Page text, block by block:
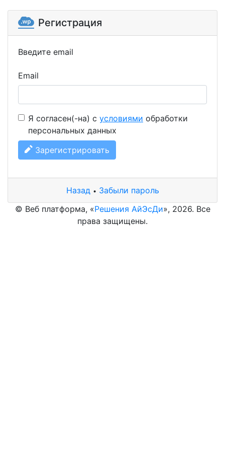
Регистрация
Введите email
Email
Я согласен(-на) с условиями обработки
персональных данных
Зарегистрировать
Назад • Забыли пароль
© Веб платформа, «Решения АйЭсДи», 2026. Все
права защищены.